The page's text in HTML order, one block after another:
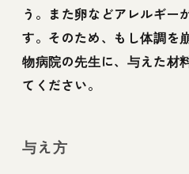
う。また卵などアレルギー
す。そのため、もし体調を
物病院の先生に、与えた材
てください。
与え方